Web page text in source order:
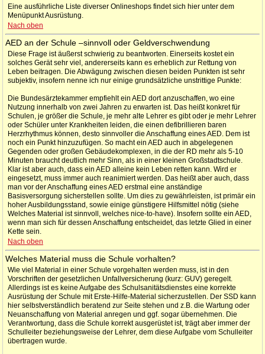
Eine ausführliche Liste diverser Onlineshops findet sich hier unter dem
Menüpunkt Ausrüstung.
Nach oben
AED an der Schule –sinnvoll oder Geldverschwendung
Diese Frage ist äußerst schwierig zu beantworten. Einerseits kostet ein
solches Gerät sehr viel, andererseits kann es erheblich zur Rettung von
Leben beitragen. Die Abwägung zwischen diesen beiden Punkten ist sehr
subjektiv, insofern nenne ich nur einige grundsätzliche unstrittige Punkte:
Die Bundesärztekammer empfiehlt ein AED dort anzuschaffen, wo eine
Nutzung innerhalb von zwei Jahren zu erwarten ist. Das heißt konkret für
Schulen, je größer die Schule, je mehr alte Lehrer es gibt oder je mehr Lehrer
oder Schüler unter Krankheiten leiden, die einen defibrillieren baren
Herzrhythmus können, desto sinnvoller die Anschaffung eines AED. Dem ist
noch ein Punkt hinzuzufügen. So macht ein AED auch in abgelegenen
Gegenden oder großen Gebäudekomplexen, in die der RD mehr als 5-10
Minuten braucht deutlich mehr Sinn, als in einer kleinen Großstadtschule.
Klar ist aber auch, dass ein AED alleine kein Leben retten kann. Wird er
eingesetzt, muss immer auch reanimiert werden. Das heißt aber auch, dass
man vor der Anschaffung eines AED erstmal eine anständige
Basisversorgung sicherstellen sollte. Um dies zu gewährleisten, ist primär ein
hoher Ausbildungsstand, sowie einige günstigere Hilfsmittel nötig (siehe
Welches Material ist sinnvoll, welches nice-to-have). Insofern sollte ein AED,
wenn man sich für dessen Anschaffung entscheidet, das letzte Glied in einer
Kette sein.
Nach oben
Welches Material muss die Schule vorhalten?
Wie viel Material in einer Schule vorgehalten werden muss, ist in den
Vorschriften der gesetzlichen Unfallversicherung (kurz: GUV) geregelt.
Allerdings ist es keine Aufgabe des Schulsanitätsdienstes eine korrekte
Ausrüstung der Schule mit Erste-Hilfe-Material sicherzustellen. Der SSD kann
hier selbstverständlich beratend zur Seite stehen und z.B. die Wartung oder
Neuanschaffung von Material anregen und ggf. sogar übernehmen. Die
Verantwortung, dass die Schule korrekt ausgerüstet ist, trägt aber immer der
Schulleiter beziehungsweise der Lehrer, dem diese Aufgabe vom Schulleiter
übertragen wurde.